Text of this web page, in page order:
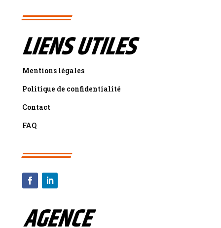
LIENS UTILES
Mentions légales
Politique de confidentialité
Contact
FAQ
AGENCE